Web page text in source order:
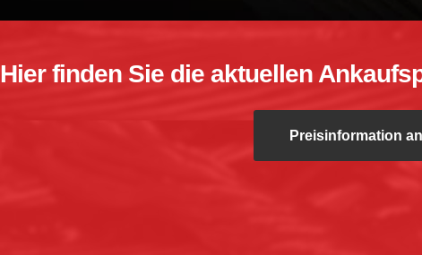
Hier finden Sie die aktuellen
Preisinformation